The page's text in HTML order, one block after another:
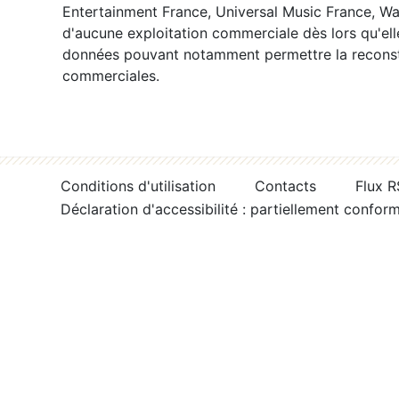
Entertainment France, Universal Music France,
d'aucune exploitation commerciale dès lors
données pouvant notamment permettre la
commerciales.
Conditions d'utilisation Contacts
Flux
Déclaration d'accessibilité : partiellement